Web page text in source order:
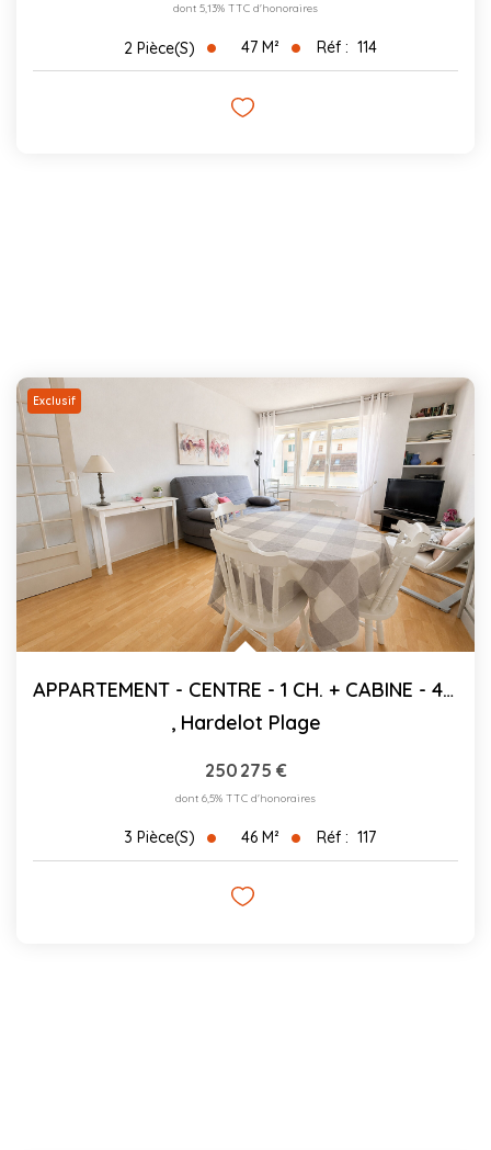
dont 5,13% TTC d'honoraires
2 Pièce(s) 47 M² Réf : 114
Exclusif
APPARTEMENT - CENTRE - 1 CH. + CABINE - 45.76 M²C
, Hardelot Plage
250 275 €
dont 6,5% TTC d'honoraires
3 Pièce(s) 46 M² Réf : 117